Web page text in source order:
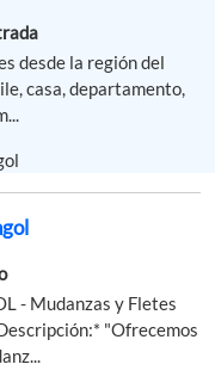
desde la región del
casa, departamento,
- Mudanzas y Fletes
"Ofrecemos